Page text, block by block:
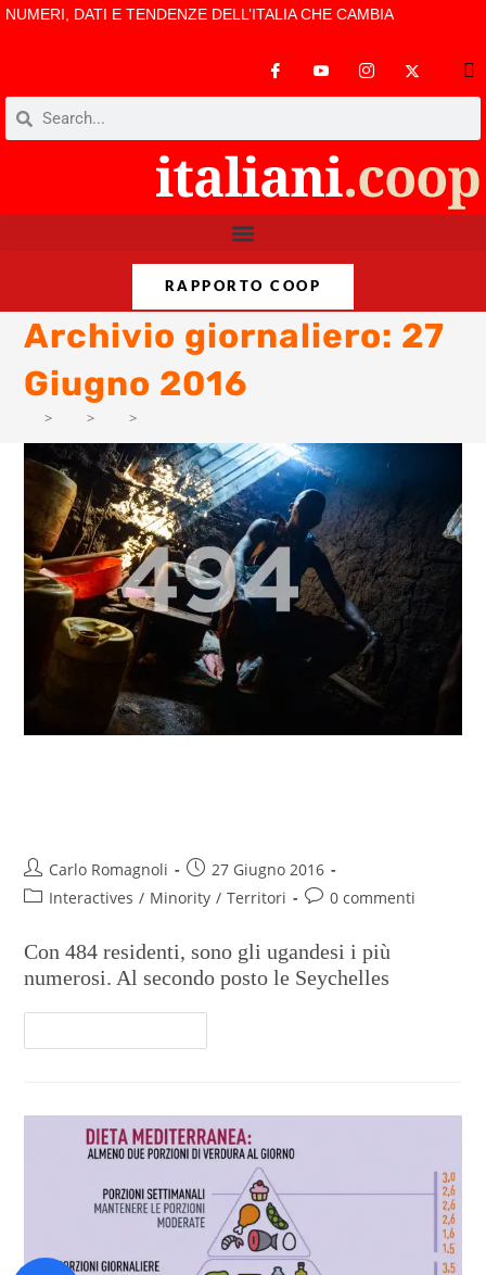
NUMERI, DATI E TENDENZE DELL’ITALIA CHE CAMBIA
RAPPORTO COOP
Archivio giornaliero: 27
Giugno 2016
> > >
Carlo Romagnoli
27 Giugno 2016
Interactives / Minority / Territori 0 commenti
Con 484 residenti, sono gli ugandesi i più
numerosi. Al secondo posto le Seychelles